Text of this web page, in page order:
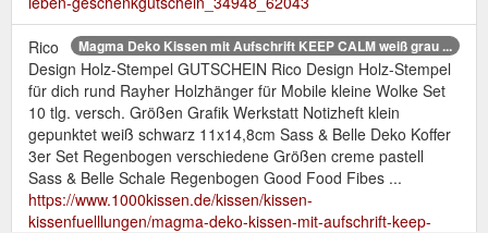
Magma Deko Kissen mit Aufschrift KEEP CALM weiß grau ...
Rico
Design Holz-Stempel GUTSCHEIN Rico Design Holz-Stempel
für dich rund Rayher Holzhänger für Mobile kleine Wolke Set
10 tlg. versch. Größen Grafik Werkstatt Notizheft klein
gepunktet weiß schwarz 11x14,8cm Sass & Belle Deko Koffer
3er Set Regenbogen verschiedene Größen creme pastell
Sass & Belle Schale Regenbogen Good Food Fibes ...
https://www.1000kissen.de/kissen/kissen-
kissenfuelllungen/magma-deko-kissen-mit-aufschrift-keep-